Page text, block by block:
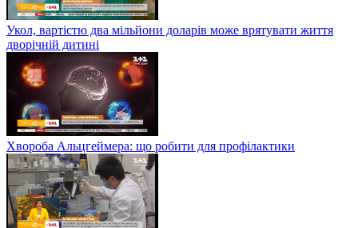
Укол, вартістю два мільйони доларів може врятувати життя
дворічній дитині
Хвороба Альцгеймера: що робити для профілактики